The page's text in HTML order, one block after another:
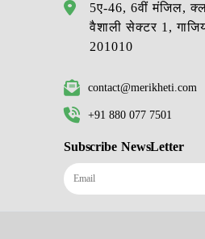
5ए-46, 6वीं मंजिल,
वैशाली सेक्टर 1,
201010
contact@merikheti.com
+91 880 077 7501
Subscribe NewsLetter